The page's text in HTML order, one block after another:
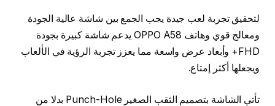
لتحقيق تجربة لعب جيدة يجب الجمع بين شاشة عالية الجودة
ومعالج قوي وهاتف OPPO A58 يدعم شاشة كبيرة بجودة
FHD+ وأبعاد عرض واسعة مما يعزز تجربة الرؤية في الألعاب
ويجعلها أكثر إمتاع.
تأتي الشاشة بتصميم الثقب الصغير Punch-Hole بدلا من